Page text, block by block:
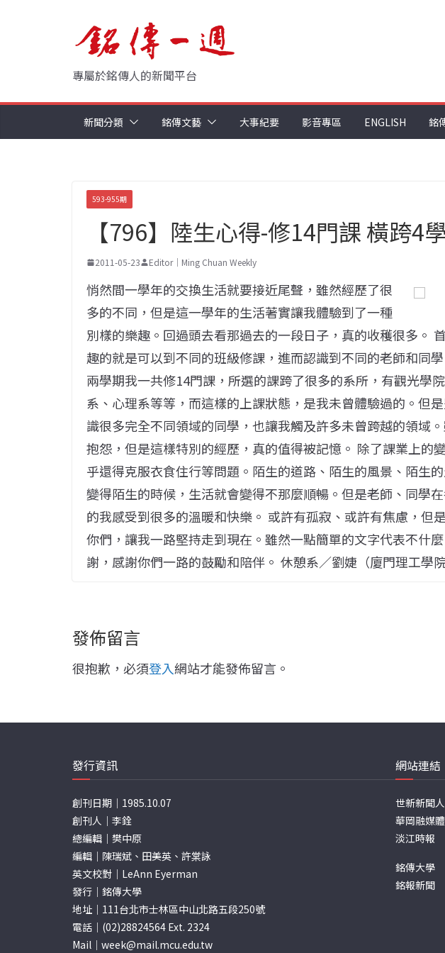
專屬於銘傳人的新聞平台
新聞分類 銘傳文藝 大事紀要 影音專區 ENGLISH 銘
593-955期
【796】陸生心得-修14門課 橫跨4
2011-05-23 Editor｜Ming Chuan Weekly
悄然間一學年的交換生活就要接近尾聲，雖然經歷了很
多的不同，但是這一學年的生活著實讓我體驗到了一種
別樣的樂趣。回過頭去看那過去的一段日子，真的收穫很多。
趣的就是可以到不同的班級修課，進而認識到不同的老師和同
兩學期我一共修14門課，所選的課跨了很多的系所，有觀光學
系、心理系等等，而這樣的上課狀態，是我未曾體驗過的。但
識很多完全不同領域的同學，也讓我觸及許多未曾跨越的領域
抱怨，但是這樣特別的經歷，真的值得被記憶。 除了課業上的
乎還得克服衣食住行等問題。陌生的道路、陌生的風景、陌生
變得陌生的時候，生活就會變得不那麼順暢。但是老師、同學
的我感受到很多的溫暖和快樂。 或許有孤寂、或許有焦慮，但
你們，讓我一路堅持走到現在。雖然一點簡單的文字代表不什
謝，感謝你們一路的鼓勵和陪伴。 休憩系／劉婕（廈門理工學院
發佈留言
很抱歉，必須登入網站才能發佈留言。
發行資訊
創刊日期｜1985.10.07
創刊人｜李銓
總編輯｜樊中原
編輯｜陳瑞斌、田美英、許棠詠
英文校對｜LeAnn Eyerman
發行｜銘傳大學
地址｜111台北市士林區中山北路五段250號
電話｜(02)28824564 Ext. 2324
Mail｜ week@mail.mcu.edu.tw
網站連結
世新新聞
華岡融媒體
淡江時報
銘傳大學
銘報新聞